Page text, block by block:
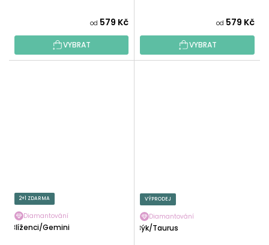
od 579 Kč
VYBRAT
od 579 Kč
VYBRAT
2+1 ZDARMA
Diamantování
Blíženci/Gemini
VÝPRODEJ
Diamantování
Býk/Taurus